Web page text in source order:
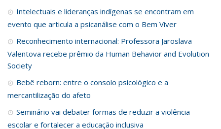
Intelectuais e lideranças indígenas se encontram em
evento que articula a psicanálise com o Bem Viver
Reconhecimento internacional: Professora Jaroslava
Valentova recebe prêmio da Human Behavior and Evolution
Society
Bebê reborn: entre o consolo psicológico e a
mercantilização do afeto
Seminário vai debater formas de reduzir a violência
escolar e fortalecer a educação inclusiva